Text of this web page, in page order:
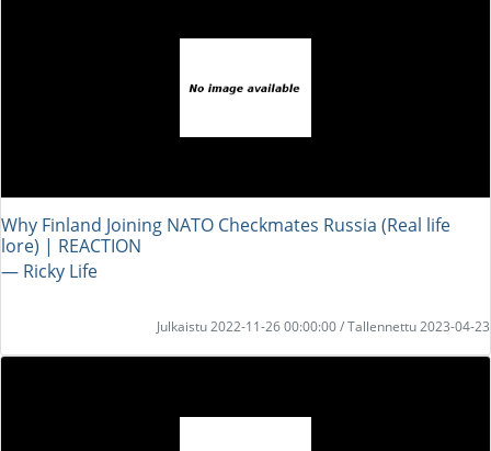
Why Finland Joining NATO Checkmates Russia (Real life
lore) | REACTION
― Ricky Life
Julkaistu 2022-11-26 00:00:00 / Tallennettu 2023-04-23